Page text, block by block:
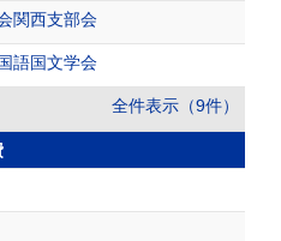
関西支部会
語国文学会
全件表示（9件）